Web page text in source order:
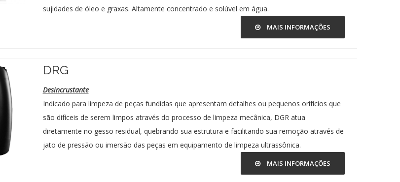
sujidades de óleo e graxas. Altamente concentrado e solúvel em água.
MAIS INFORMAÇÕES
DRG
Desincrustante
Indicado para limpeza de peças fundidas que apresentam detalhes ou pequenos orifícios que
são difíceis de serem limpos através do processo de limpeza mecânica, DGR atua
diretamente no gesso residual, quebrando sua estrutura e facilitando sua remoção através de
jato de pressão ou imersão das peças em equipamento de limpeza ultrassônica.
MAIS INFORMAÇÕES